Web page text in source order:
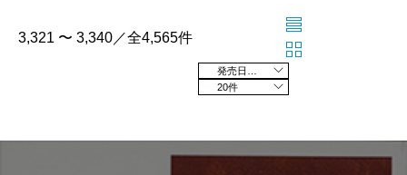
3,321 〜 3,340／全4,565件
20件